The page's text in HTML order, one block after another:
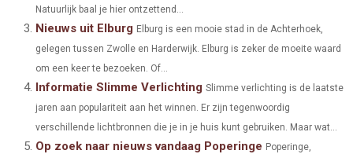
E
R
)
K
T
Natuurlijk baal je hier ontzettend...
Nieuws uit Elburg Elburg is een mooie stad in de Achterhoek,
gelegen tussen Zwolle en Harderwijk. Elburg is zeker de moeite waard
om een keer te bezoeken. Of...
Informatie Slimme Verlichting Slimme verlichting is de laatste
jaren aan populariteit aan het winnen. Er zijn tegenwoordig
verschillende lichtbronnen die je in je huis kunt gebruiken. Maar wat...
Op zoek naar nieuws vandaag Poperinge Poperinge,